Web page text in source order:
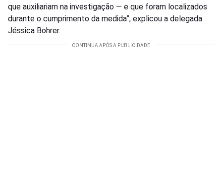
que auxiliariam na investigação — e que foram localizados
durante o cumprimento da medida”, explicou a delegada
Jéssica Bohrer.